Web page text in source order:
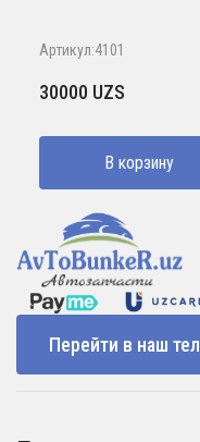
Артикул:4101
30000 UZS
В корзину
Перейти в наш